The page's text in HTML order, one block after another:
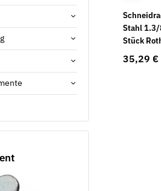
Schutzbrille Millennia
grau/schwarz 1000002
Stahl
Stück
35,29 €